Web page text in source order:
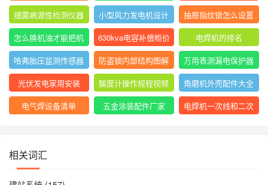
结果怎么写
是什么意思
细菌病源性检测仪器
是什么
小型风力发电机设计
与制作
抽屉指纹锁怎么设置
指纹
怎么换机油才能把机
油放干净
630kva电容补偿柜价
格
电焊机的排名
哈弗胎压监测传感器
防盗锁内部结构图解
图片
万用表测漏电保护器
短路怎么回事
光伏发电家用安装 酸度计操作规程视频
角磨机外壳配件大全
电气焊设备清单
五金涂装配件厂家
电焊机一次线和二次
相关词汇